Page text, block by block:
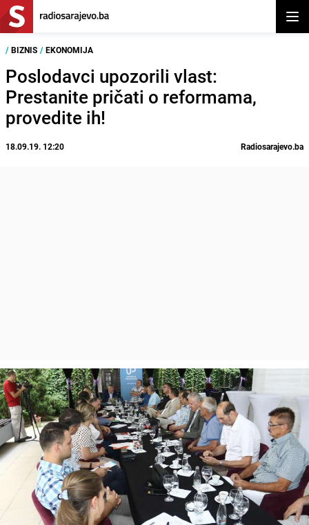
/ BIZNIS / EKONOMIJA
Poslodavci upozorili vlast:
Prestanite pričati o reformama,
provedite ih!
18.09.19. 12:20 Radiosarajevo.ba